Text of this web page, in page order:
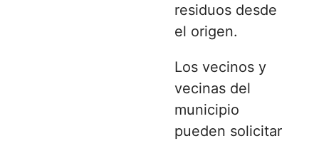
residuos desde
el origen.
Los vecinos y
vecinas del
municipio
pueden solicitar